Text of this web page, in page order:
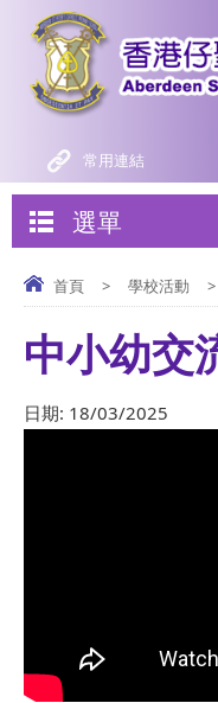
常用連結
選單
首頁 > 學校活動 >
中小幼交
日期: 18/03/2025